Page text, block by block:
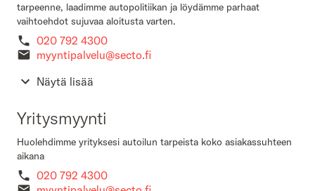
tarpeenne, laadimme autopolitiikan ja löydämme parhaat
vaihtoehdot sujuvaa aloitusta varten.
020 792 4300
myyntipalvelu@secto.fi
Näytä lisää
Yritysmyynti
Huolehdimme yrityksesi autoilun tarpeista koko asiakassuhteen
aikana
020 792 4300